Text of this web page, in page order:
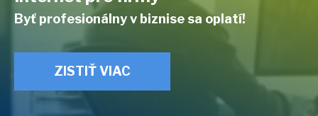
Byť profesionálny v biznise sa oplatí!
ZISTIŤ VIAC